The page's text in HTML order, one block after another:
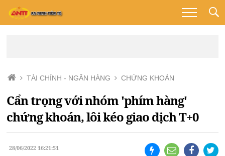
TÀI CHÍNH - NGÂN HÀNG CHỨNG KHOÁN
Cẩn trọng với nhóm 'phím hàng'
chứng khoán, lôi kéo giao dịch T+0
28/06/2022 16:21:51